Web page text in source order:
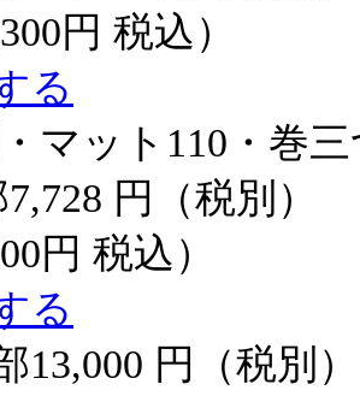
円 税込）
る
マット110・巻
7,728 円（税別）
円 税込）
る
13,000 円（税別）